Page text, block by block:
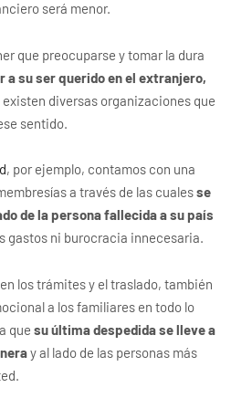
será menor.
que preocuparse y tomar la dura
a su ser querido en el extranjero,
existen diversas organizaciones que
sentido.
, por ejemplo, contamos con una
a través de las cualesse
de la persona fallecida a su país
gastos ni burocracia innecesaria.
los trámites y el traslado, también
a los familiares en todo lo
que su última despedida se lleve a
y al lado de las personas más